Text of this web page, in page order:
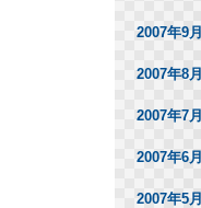
2007年9月
2007年8月
2007年7月
2007年6月
2007年5月